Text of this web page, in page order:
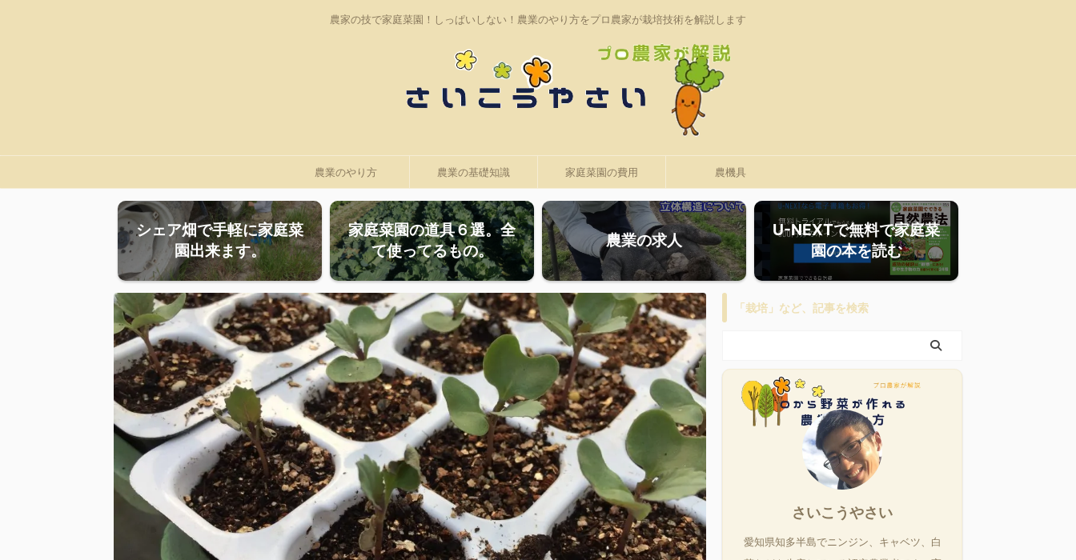
農家の技で家庭菜園！しっぱいしない！農業のやり方をプロ農家が栽培技術を解説します
農業のやり方 農業の基礎知識 家庭菜園の費用 農機具
シェア畑で手軽に家庭菜
園出来ます。
家庭菜園の道具６選。全
て使ってるもの。
農業の求人
U-NEXTで無料で家庭菜
園の本を読む
「栽培」など、記事を検索
さいこうやさい
愛知県知多半島でニンジン、キャベツ、白